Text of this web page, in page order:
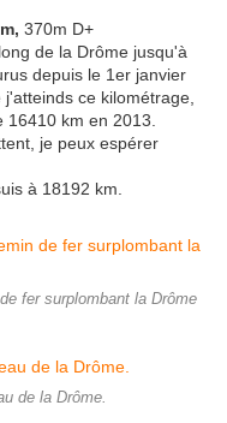
370m D+
de la Drôme jusqu'à
depuis le 1er janvier
ce kilométrage,
km en 2013.
je peux espérer
à 18192 km.
fer surplombant la Drôme
de la Drôme.